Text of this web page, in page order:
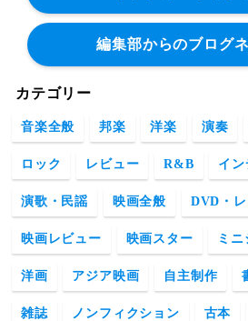
編集部からのブログ
カテゴリー
音楽全般 邦楽 洋楽 演奏
ロック レビュー R&B イ
演歌・民謡 映画全般 DVD・
映画レビュー 映画スター ミ
洋画 アジア映画 自主制作
雑誌 ノンフィクション 古本